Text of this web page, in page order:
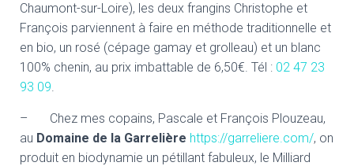
Chaumont-sur-Loire), les deux frangins Christophe et
François parviennent à faire en méthode traditionnelle et
en bio, un rosé (cépage gamay et grolleau) et un blanc
100% chenin, au prix imbattable de 6,50€. Tél : 02 47 23
93 09.
– Chez mes copains, Pascale et François Plouzeau,
au Domaine de la Garrelière https://garreliere.com/, on
produit en biodynamie un pétillant fabuleux, le Milliard